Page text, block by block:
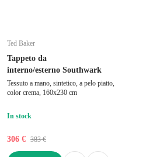
Ted Baker
Tappeto da
interno/esterno Southwark
Tessuto a mano, sintetico, a pelo piatto,
color crema, 160x230 cm
In stock
306 € 383 €